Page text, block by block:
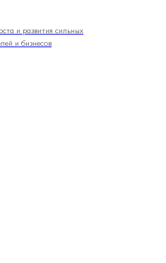
и развития сильных
и бизнесов